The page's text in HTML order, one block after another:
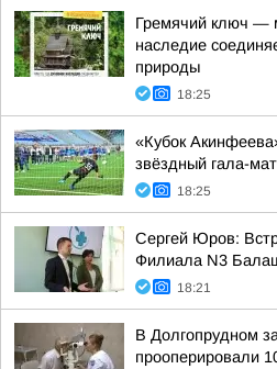
Гремячий ключ —
наследие
природы
18:25
«Кубок
звёздный гала-
18:25
Сергей Юров:
Филиала N3
18:21
В Долгопрудном
прооперировали